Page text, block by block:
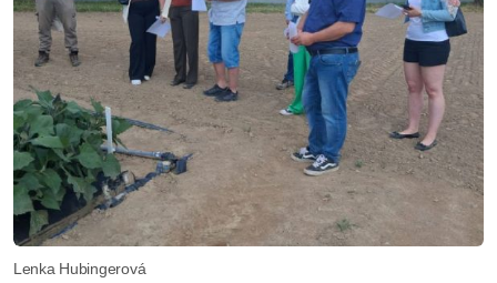
Lenka Hubingerová